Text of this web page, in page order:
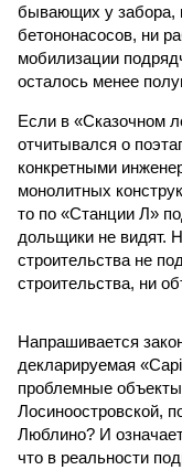
бывающих у забора,
бетононасосов, ни
мобилизации
осталось менее
Если в «Сказочном
отчитывался о
конкретными
монолитных
то по «Станции Л»
дольщики не видят.
строительства не
строительства, ни
Напрашивается
декларируемая
проблемные
Лосиноостровской,
Люблино? И
что в реальности